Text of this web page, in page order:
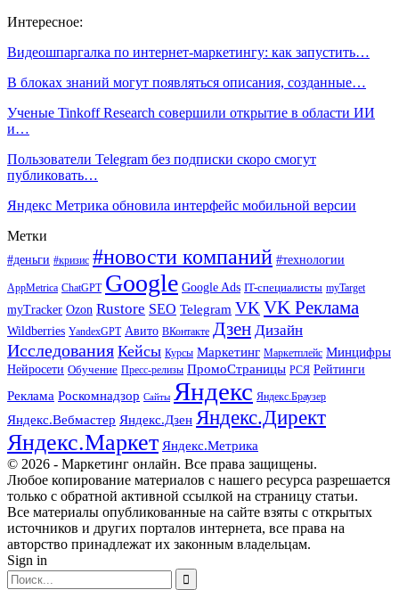
Интересное:
Видеошпаргалка по интернет-маркетингу: как запустить…
В блоках знаний могут появляться описания, созданные…
Ученые Tinkoff Research совершили открытие в области ИИ
и…
Пользователи Telegram без подписки скоро смогут
публиковать…
Яндекс Метрика обновила интерфейс мобильной версии
Метки
#деньги #кризис #новости компаний #технологии
AppMetrica ChatGPT Google Google Ads IT-специалисты myTarget
myTracker Ozon Rustore SEO Telegram VK VK Реклама
Wildberries YandexGPT Авито ВКонтакте Дзен Дизайн
Исследования Кейсы Курсы Маркетинг Маркетплейс Минцифры
Нейросети Обучение Пресс-релизы ПромоСтраницы РСЯ Рейтинги
Реклама Роскомнадзор Сайты Яндекс Яндекс.Браузер
Яндекс.Вебмастер Яндекс.Дзен Яндекс.Директ
Яндекс.Маркет Яндекс.Метрика
© 2026 - Маркетинг онлайн. Все права защищены.
Любое копирование материалов с нашего ресурса разрешается
только с обратной активной ссылкой на страницу статьи.
Все материалы опубликованные на сайте взяты с открытых
источников и других порталов интернета, все права на
авторство принадлежат их законным владельцам.
Sign in